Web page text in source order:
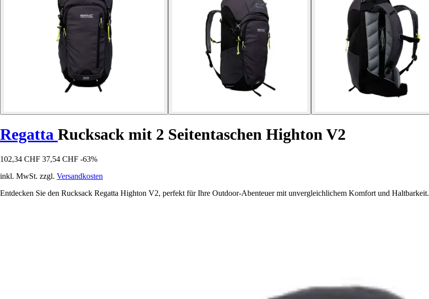
Regatta Rucksack mit 2 Seitentaschen Highton V2
102,34 CHF 37,54 CHF -63%
inkl. MwSt. zzgl. Versandkosten
Entdecken Sie den Rucksack Regatta Highton V2, perfekt für Ihre Outdoor-Abenteuer mit unvergleichlichem Komfort und Haltbarkeit.